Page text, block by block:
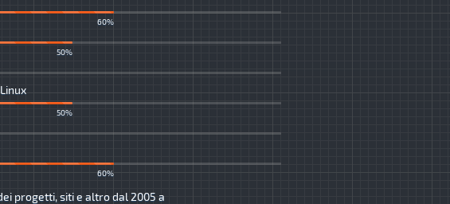
60%
50%
50%
60%
progetti, siti e altro dal 2005 a